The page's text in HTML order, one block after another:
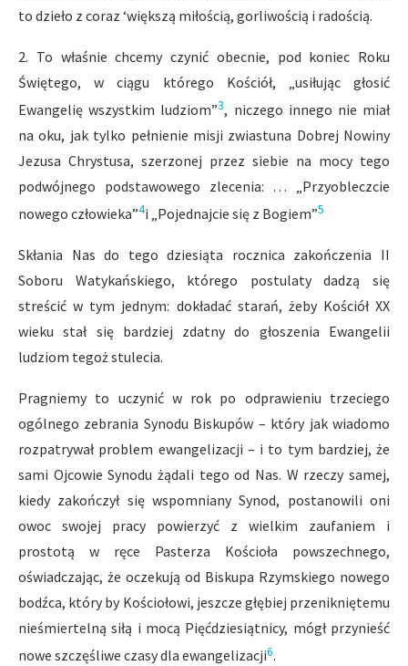
to dzieło z coraz ‘większą miłością, gorliwością i radością.
2. To właśnie chcemy czynić obecnie, pod koniec Roku
Świętego, w ciągu którego Kościół, „usiłując głosić
Ewangelię wszystkim ludziom”3, niczego innego nie miał
na oku, jak tylko pełnienie misji zwiastuna Dobrej Nowiny
Jezusa Chrystusa, szerzonej przez siebie na mocy tego
podwójnego podstawowego zlecenia: … „Przyobleczcie
nowego człowieka”4i „Pojednajcie się z Bogiem”5
Skłania Nas do tego dziesiąta rocznica zakończenia II
Soboru Watykańskiego, którego postulaty dadzą się
streścić w tym jednym: dokładać starań, żeby Kościół XX
wieku stał się bardziej zdatny do głoszenia Ewangelii
ludziom tegoż stulecia.
Pragniemy to uczynić w rok po odprawieniu trzeciego
ogólnego zebrania Synodu Biskupów – który jak wiadomo
rozpatrywał problem ewangelizacji – i to tym bardziej, że
sami Ojcowie Synodu żądali tego od Nas. W rzeczy samej,
kiedy zakończył się wspomniany Synod, postanowili oni
owoc swojej pracy powierzyć z wielkim zaufaniem i
prostotą w ręce Pasterza Kościoła powszechnego,
oświadczając, że oczekują od Biskupa Rzymskiego nowego
bodźca, który by Kościołowi, jeszcze głębiej przenikniętemu
nieśmiertelną siłą i mocą Pięćdziesiątnicy, mógł przynieść
nowe szczęśliwe czasy dla ewangelizacji6.